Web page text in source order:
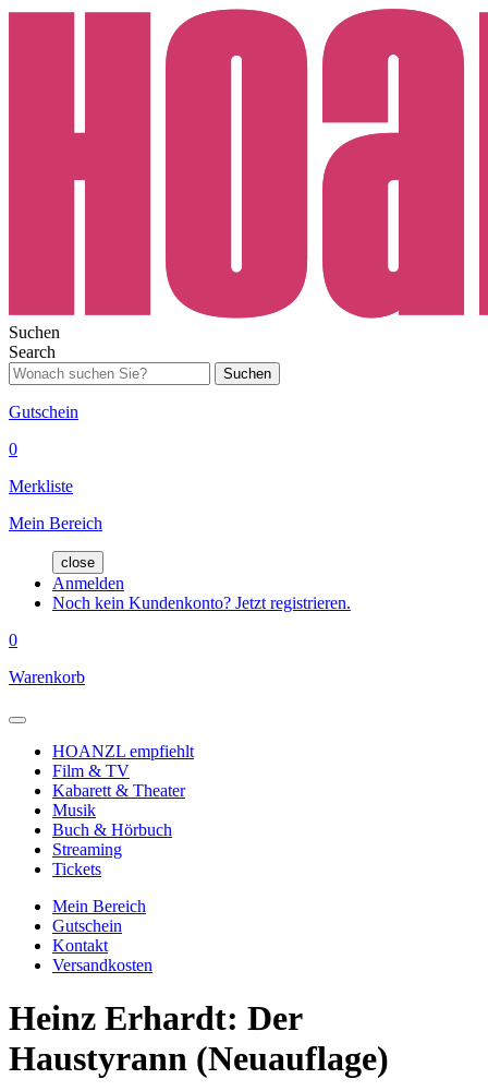
Suchen
Search
Suchen
Gutschein
0
Merkliste
Mein Bereich
close
Anmelden
Noch kein Kundenkonto? Jetzt registrieren.
0
Warenkorb
HOANZL empfiehlt
Film & TV
Kabarett & Theater
Musik
Buch & Hörbuch
Streaming
Tickets
Mein Bereich
Gutschein
Kontakt
Versandkosten
Heinz Erhardt: Der
Haustyrann (Neuauflage)